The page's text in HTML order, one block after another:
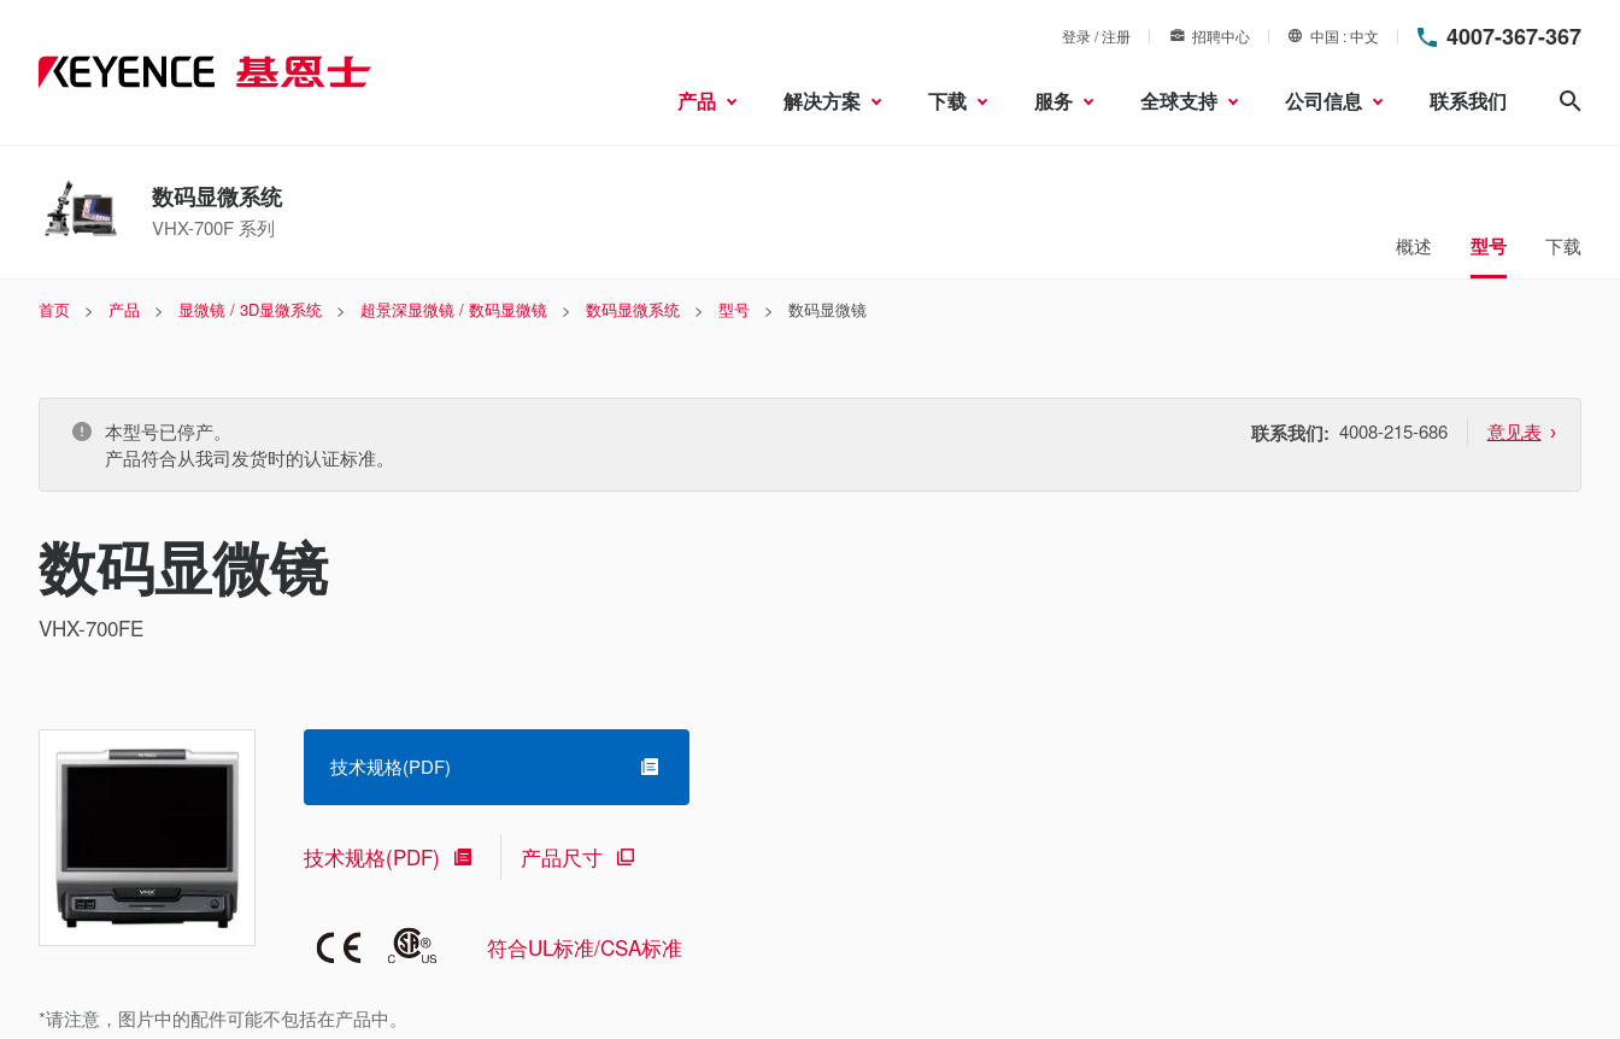
登录 / 注册 招聘中心 中国 中文 4007-367-367
产品 解决方案 下载 服务 全球支持 公司信息 联系我们
数码显微系统
VHX-700F 系列
概述 型号 下载
首页 产品 显微镜 / 3D显微系统 超景深显微镜 / 数码显微镜 数码显微系统 型号 数码显微镜
本型号已停产。
产品符合从我司发货时的认证标准。
联系我们: 4008-215-686 意见表
数码显微镜
VHX-700FE
*请注意，图片中的配件可能不包括在产品中。
技术规格(PDF)
技术规格(PDF) 产品尺寸
符合UL标准/CSA标准